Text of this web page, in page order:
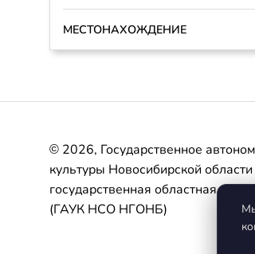
МЕСТОНАХОЖДЕНИЕ
© 2026, Государственное
культуры Новосибирской
государственная областная
(ГАУК НСО НГОНБ)